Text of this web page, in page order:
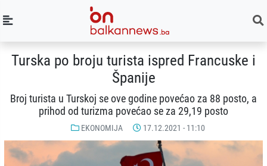
Turska po broju turista ispred Francuske i
Španije
Broj turista u Turskoj se ove godine povećao za 88 posto, a
prihod od turizma povećao se za 29,19 posto
EKONOMIJA 17.12.2021 - 11:10